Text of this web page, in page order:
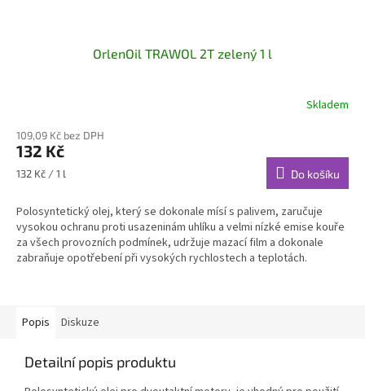
OrlenOil TRAWOL 2T zelený 1 l
Skladem
109,09 Kč bez DPH
132 Kč
Měrná
132 Kč / 1 l Do košíku
Polosyntetický olej, který se dokonale mísí s palivem, zaručuje
vysokou ochranu proti usazeninám uhlíku a velmi nízké emise kouře
za všech provozních podmínek, udržuje mazací film a dokonale
zabraňuje opotřebení při vysokých rychlostech a teplotách.
Popis Diskuze
Detailní popis produktu